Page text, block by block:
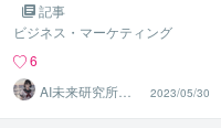
記事
ビジネス・マーケティング
6
AI未来研究所｜A
Iツールコンサル
タント
2023/05/30